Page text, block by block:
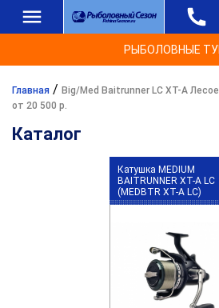
РЫБОЛОВНЫЕ
Главная / Big/Med Baitrunner LC XT-A
от 20 500 р.
Каталог
Катушка MEDIUM
BAITRUNNER XT-A LC
(MEDBTR XT-A LC)